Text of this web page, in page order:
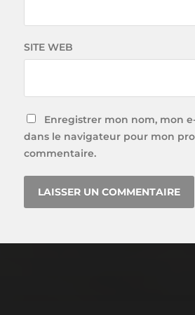
SITE WEB
Enregistrer mon nom, mon
dans le navigateur pour mon
commentaire.